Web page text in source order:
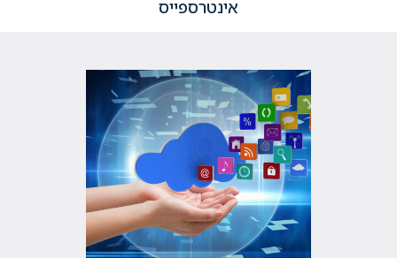
אינטרספייס